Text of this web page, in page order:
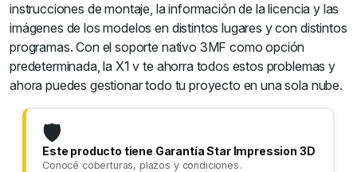
instrucciones de montaje, la información de la licencia y las
imágenes de los modelos en distintos lugares y con distintos
programas. Con el soporte nativo 3MF como opción
predeterminada, la X1 v te ahorra todos estos problemas y
ahora puedes gestionar todo tu proyecto en una sola nube.
🛡️
Este producto tiene Garantía Star Impression 3D
Conocé coberturas, plazos y condiciones.